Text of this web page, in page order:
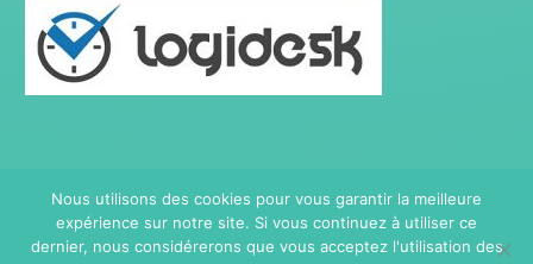
Copyright © 2014- 2026 Traitement Burnout.Tous droits
réservés.
Nous utilisons des cookies pour vous garantir la meilleure
expérience sur notre site. Si vous continuez à utiliser ce
dernier, nous considérerons que vous acceptez l'utilisation des